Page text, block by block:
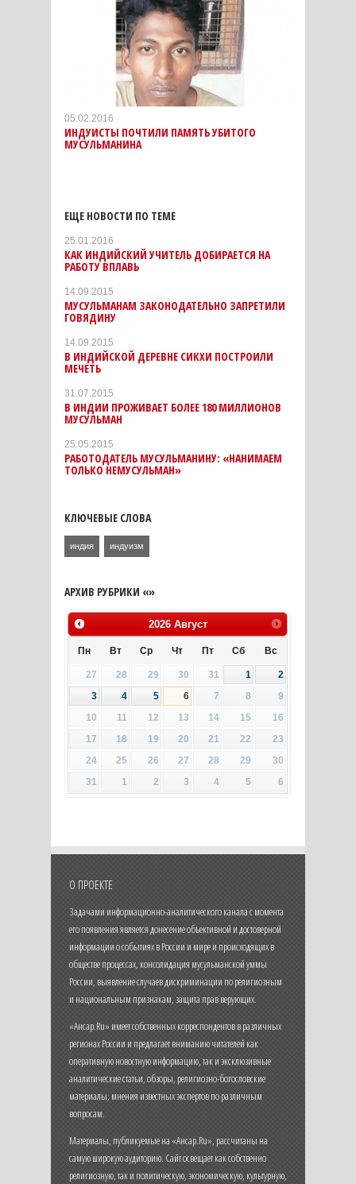
05.02.2016
ИНДУИСТЫ ПОЧТИЛИ ПАМЯТЬ УБИТОГО
МУСУЛЬМАНИНА
ЕЩЕ НОВОСТИ ПО ТЕМЕ
25.01.2016
КАК ИНДИЙСКИЙ УЧИТЕЛЬ ДОБИРАЕТСЯ НА
РАБОТУ ВПЛАВЬ
14.09.2015
МУСУЛЬМАНАМ ЗАКОНОДАТЕЛЬНО ЗАПРЕТИЛИ
ГОВЯДИНУ
14.09.2015
В ИНДИЙСКОЙ ДЕРЕВНЕ СИКХИ ПОСТРОИЛИ
МЕЧЕТЬ
31.07.2015
В ИНДИИ ПРОЖИВАЕТ БОЛЕЕ 180 МИЛЛИОНОВ
МУСУЛЬМАН
25.05.2015
РАБОТОДАТЕЛЬ МУСУЛЬМАНИНУ: «НАНИМАЕМ
ТОЛЬКО НЕМУСУЛЬМАН»
КЛЮЧЕВЫЕ СЛОВА
индия индуизм
АРХИВ РУБРИКИ «»
2026 Август
Пн Вт Ср Чт Пт Сб Вс
27 28 29 30 31 1
2
3
4 5 6 7 8
9
10
11 12 13 14 15
16
17
18 19 20 21 22
23
24
25 26 27 28 29
30
31
1 2 3 4 5 6
О ПРОЕКТЕ
Задачами информационно-аналитического канала с момента
его появления является донесение объективной и достоверной
информации о событиях в России и мире и происходящих в
обществе процессах, консолидация мусульманской уммы
России, выявление случаев дискриминации по религиозным
и национальным признакам, защита прав верующих.
«Ансар.Ru» имеет собственных корреспондентов в различных
регионах России и предлагает вниманию читателей как
оперативную новостную информацию, так и эксклюзивные
аналитические статьи, обзоры, религиозно-богословские
материалы, мнения известных экспертов по различным
вопросам.
Материалы, публикуемые на «Ансар.Ru», рассчитаны на
самую широкую аудиторию. Сайт освещает как собственно
религиозную, так и политическую, экономическую, культурную,